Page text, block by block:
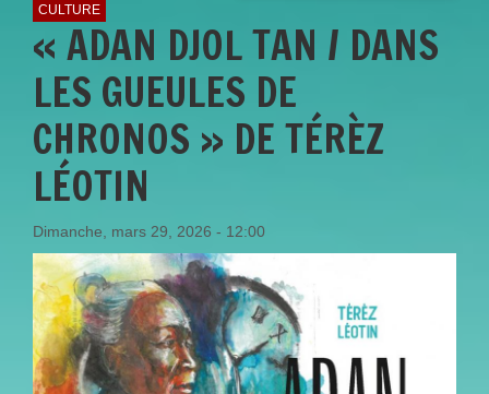
CULTURE
« ADAN DJOL TAN / DANS
LES GUEULES DE
CHRONOS » DE TÉRÈZ
LÉOTIN
Dimanche, mars 29, 2026 - 12:00